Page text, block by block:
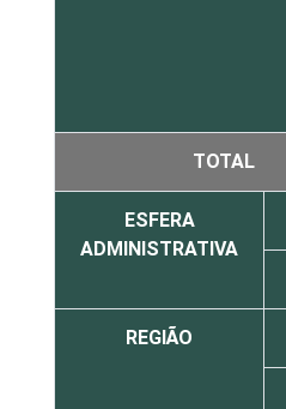
TOTAL
ESFERA
ADMINISTRATIVA
REGIÃO